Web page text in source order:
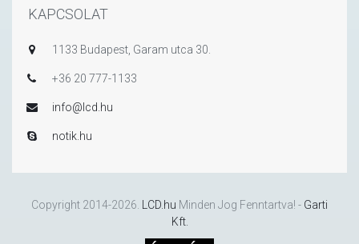
KAPCSOLAT
1133 Budapest, Garam utca 30.
+36 20 777-1133
info@lcd.hu
notik.hu
Copyright 2014-2026. LCD.hu Minden Jog Fenntartva! - Garti
Kft.